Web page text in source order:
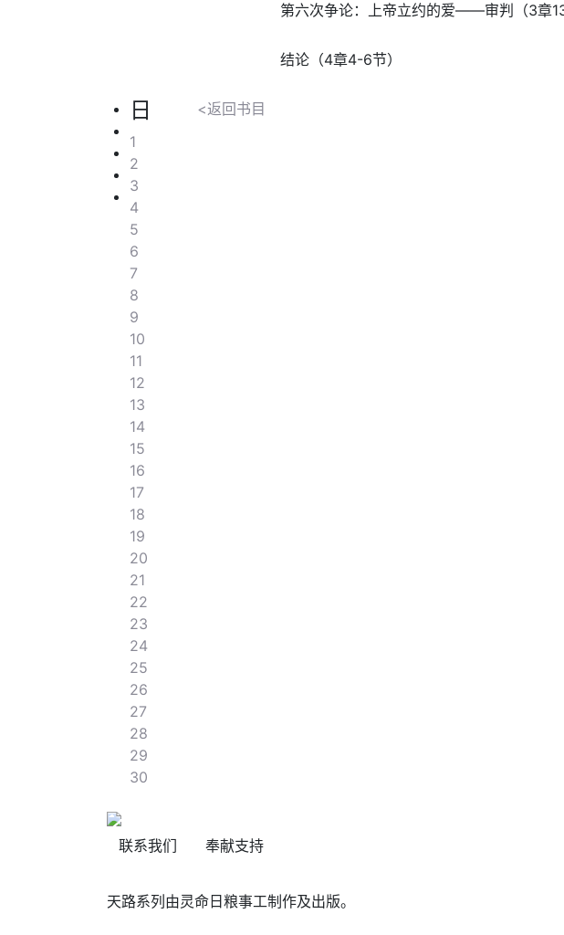
第六次争论：上帝立约的爱——审判（3章
结论（4章4-6节）
日
1
2
3
4
5
6
7
8
9
10
11
12
13
14
15
16
17
18
19
20
21
22
23
24
25
26
27
28
29
30
<返回书目
联系我们 奉献支持
天路系列由灵命日粮事工制作及出版。